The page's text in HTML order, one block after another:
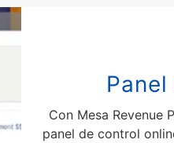
Con Mesa Revenue
panel de control